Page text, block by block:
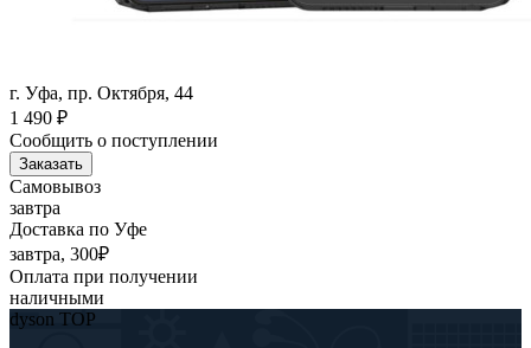
г. Уфа, пр. Октября, 44
1 490 ₽
Сообщить о поступлении
Заказать
Самовывоз
завтра
Доставка по Уфе
завтра, 300₽
Оплата при получении
наличными
dyson TOP